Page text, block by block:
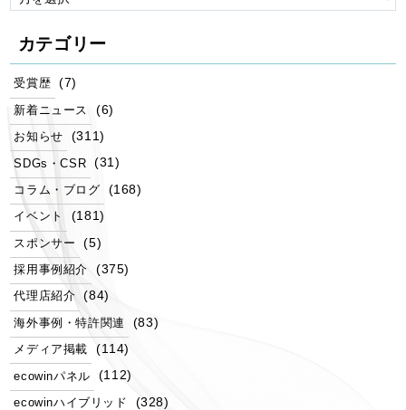
カテゴリー
受賞歴 (7)
新着ニュース (6)
お知らせ (311)
SDGs・CSR (31)
コラム・ブログ (168)
イベント (181)
スポンサー (5)
採用事例紹介 (375)
代理店紹介 (84)
海外事例・特許関連 (83)
メディア掲載 (114)
ecowinパネル (112)
ecowinハイブリッド (328)